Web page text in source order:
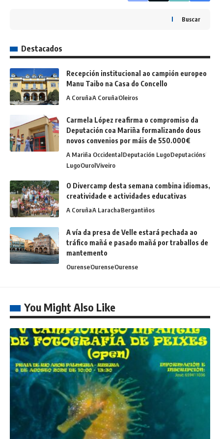
Buscar
Destacados
Recepción institucional ao campión europeo
Manu Taibo na Casa do Concello
A CoruñaA CoruñaOleiros
Carmela López reafirma o compromiso da
Deputación coa Mariña formalizando dous
novos convenios por máis de 550.000€
A Mariña OccidentalDeputación LugoDeputacións
LugoOurolViveiro
O Divercamp desta semana combina idiomas,
creatividade e actividades educativas
A CoruñaA LarachaBergantiños
A vía da presa de Velle estará pechada ao
tráfico mañá e pasado mañá por traballos de
mantemento
OurenseOurenseOurense
You Might Also Like